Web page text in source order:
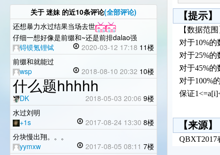
关于 迷妹的近10条评论(全部评论)
还想暴力水过结果当场去世
仔细一想好像是前缀和~还是前排dalao强
锝镆氪锂铽
2020-03-12 17:18 11楼
前缀和就能过
wsp
2018-08-10 20:32 10楼
什么题hhhhh
DK 2018-05-03 20:06 9楼
水过刘明
+1s
2017-08-24 13:30 8楼
分块慢出翔。。。
yymxw
2017-08-05 08:11 7楼
【提示】
【数据范
对于10%的
对于25%的
对于45%的
对于100%
保证
【来源】
QBXT2017